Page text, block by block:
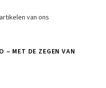
van ons
– MET DE ZEGEN VAN